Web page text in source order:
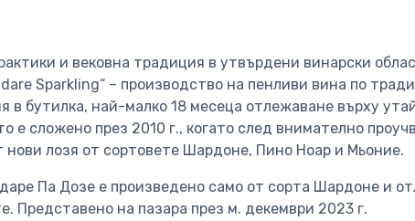
и вековна традиция в утвърдени винарски
Sparkling“ – производство на пенливи вина по
в бутилка, най-малко 18 месеца отлежаване върху
е сложено през 2010 г., когато след внимателно
нови лозя от сортовете Шардоне, Пино Ноар и Мьоние.
Па Дозе е произведено само от сорта Шардоне и
Представено на пазара през м. декември 2023 г.